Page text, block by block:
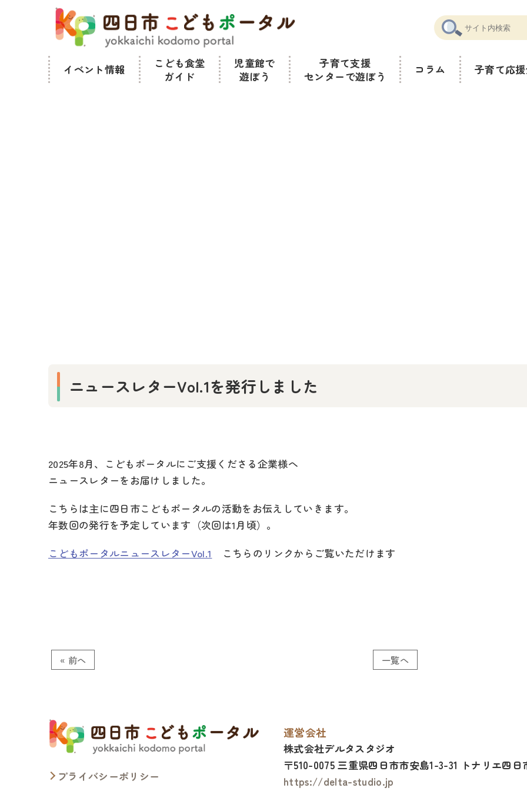
イベント情報
こども食堂
ガイド
児童館で
遊ぼう
子育て支援
センターで遊ぼう
コラム 子育て応
ニュースレターVol.1を発行しました
2025年8月、こどもポータルにご支援くださる企業様へ
ニュースレターをお届けしました。
こちらは主に四日市こどもポータルの活動をお伝えしていきます。
年数回の発行を予定しています（次回は1月頃）。
こどもポータルニュースレターVol.1 こちらのリンクからご覧いただけます
« 前へ 一覧へ
プライバシーポリシー
運営会社
株式会社デルタスタジオ
〒510-0075 三重県四日市市安島1-3-31 トナリエ四日
https://delta-studio.jp